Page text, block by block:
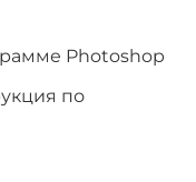
Photoshop
по